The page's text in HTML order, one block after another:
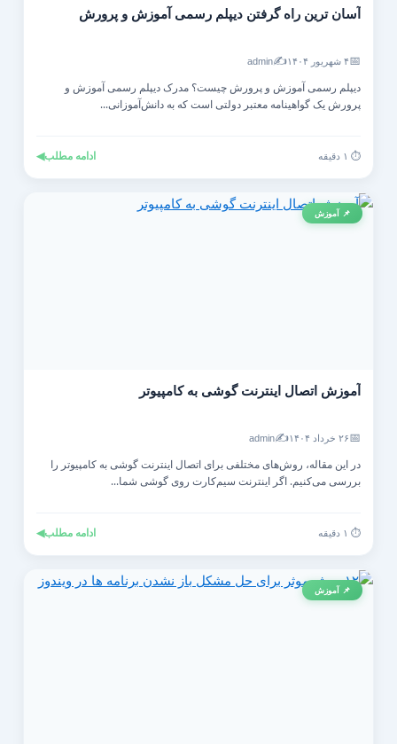
آسان ترین راه گرفتن دیپلم رسمی آموزش و پرورش
۴ شهریور ۱۴۰۴ ✍️
admin
دیپلم رسمی آموزش و پرورش چیست؟ مدرک دیپلم رسمی آموزش و
پرورش یک گواهینامه معتبر دولتی است که به دانش‌آموزانی...
ادامه مطلب◀
📌 آموزش
آموزش اتصال اینترنت گوشی به کامپیوتر
۲۶ خرداد ۱۴۰۴ ✍️
admin
در این مقاله، روش‌های مختلفی برای اتصال اینترنت گوشی به کامپیوتر را
بررسی می‌کنیم. اگر اینترنت سیم‌کارت روی گوشی شما...
ادامه مطلب◀
📌 آموزش